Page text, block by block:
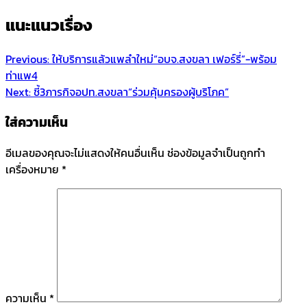
แนะแนวเรื่อง
Previous:ให้บริการแล้วแพลำใหม่“อบจ.สงขลา เฟอร์รี่”-พร้อม
ท่าแพ4
Next:ชี้3ภารกิจอปท.สงขลา“ร่วมคุ้มครองผู้บริโภค”
ใส่ความเห็น
อีเมลของคุณจะไม่แสดงให้คนอื่นเห็น ช่องข้อมูลจำเป็นถูกทำ
เครื่องหมาย *
ความเห็น *